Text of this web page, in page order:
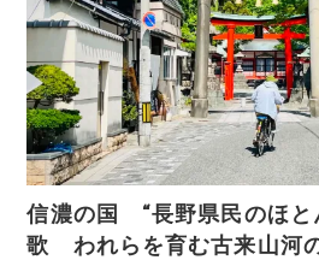
信濃の国 “長野県民のほと
歌 われらを育む古来山河